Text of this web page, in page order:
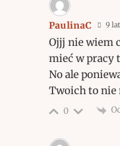
PaulinaC 9
Ojjj nie wiem
mieć w pracy
No ale
Twoich to nie
0